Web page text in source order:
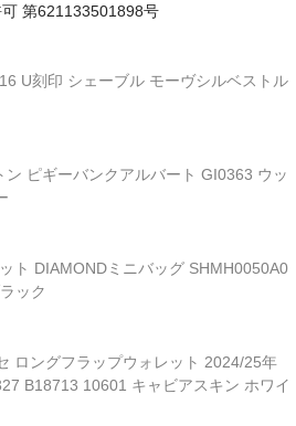
第621133501898号
U刻印 シェーブル モーヴシルベストル
ピギーバンクアルバート GI0363 ウッ
ト DIAMONDミニバッグ SHMH0050A0
ック
ロングフラップウォレット 2024/25年
B18713 10601 キャビアスキン ホワイ